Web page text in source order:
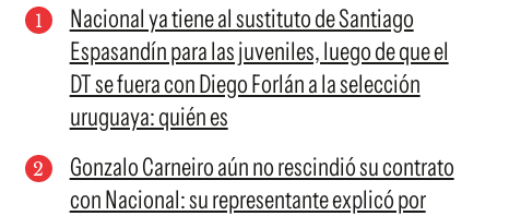
Nacional ya tiene al sustituto de Santiago
Espasandín para las juveniles, luego de que el
DT se fuera con Diego Forlán a la selección
uruguaya: quién es
Gonzalo Carneiro aún no rescindió su contrato
con Nacional: su representante explicó por